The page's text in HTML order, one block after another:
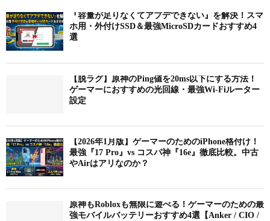
『容量が足りなくてアプデできない』を解決！スマ
ホ用・外付けSSD＆最強MicroSDカードおすすめ4
選
【脱ラグ】原神のPing値を20ms以下にする方法！
ゲーマーにおすすめの光回線・最強Wi-Fiルーター
設定
【2026年1月版】ゲーマーのためのiPhone格付け！
最強『17 Pro』vs コスパ神『16e』徹底比較。中古
やAirはアリなのか？
原神もRobloxも無限に遊べる！ゲーマーのための最
強モバイルバッテリーおすすめ4選【Anker / CIO /